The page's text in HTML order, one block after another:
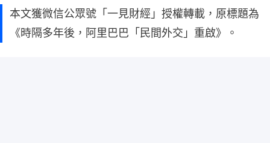
本文獲微信公眾號「一見財經」授權轉載，原標題為
《時隔多年後，阿里巴巴「民間外交」重啟》。